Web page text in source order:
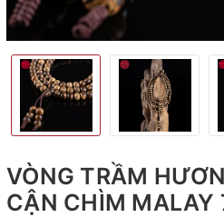
VÒNG TRẦM
CẬN CHÌM MALAY